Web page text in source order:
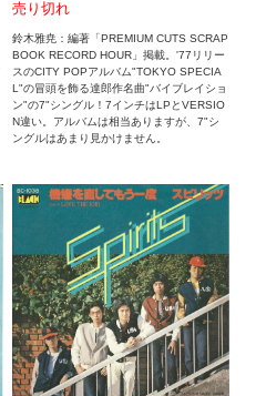
売り切れ
鈴木雅尭：編著「PREMIUM CUTS SCRAP
BOOK RECORD HOUR」掲載。'77リリー
スのCITY POPアルバム"TOKYO SPECIA
L"の冒頭を飾る達郎作名曲"バイブレイショ
ン"の7"シングル！7インチはLPとVERSIO
N違い。アルバムは相当ありますが、7"シ
ングルはあまり見かけません。